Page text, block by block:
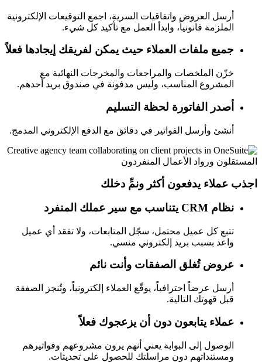
أرسل العروض واتفاقيات السرية، اجمع التوقيعات الإلكترونية
الملزمة قانونياً، وابدأ العمل مع تأكيد كل شيء.
جميع ملفات العملاء حيث يمكن لفريقك إيجادها فعلاً
خزّن الملخصات والمراجعات والمخرجات النهائية مع
المشروع المناسب، وليس مدفونة في صندوق بريد أحدهم.
أصدر الفاتورة لحظة التسليم
أنشئ وأرسل الفواتير في دقائق مع الدفع الإلكتروني المدمج.
المستقلون ورواد الأعمال المنفردون
اجذب عملاء يدفعون أكثر ونمِّ دخلك
نظام CRM يتناسب مع سير عملك المنفرد
تتبع كل عميل محتمل، سجّل المتابعات، ولا تفقد أي عميل
واعد بسبب بريد إلكتروني منسي.
عروض تُغلق الصفقات وأنت نائم
أرسل عرضاً احترافياً، يوقّع العملاء إلكترونياً، وتُنجز الصفقة
قبل قهوتك التالية.
عملاء يتابعون دون أن يزعجوك فعلاً
الوصول إلى البوابة يعني أنهم يرون مشروعهم وفواتيرهم
ومستنداتهم دون مراسلتك للحصول على تحديثات.